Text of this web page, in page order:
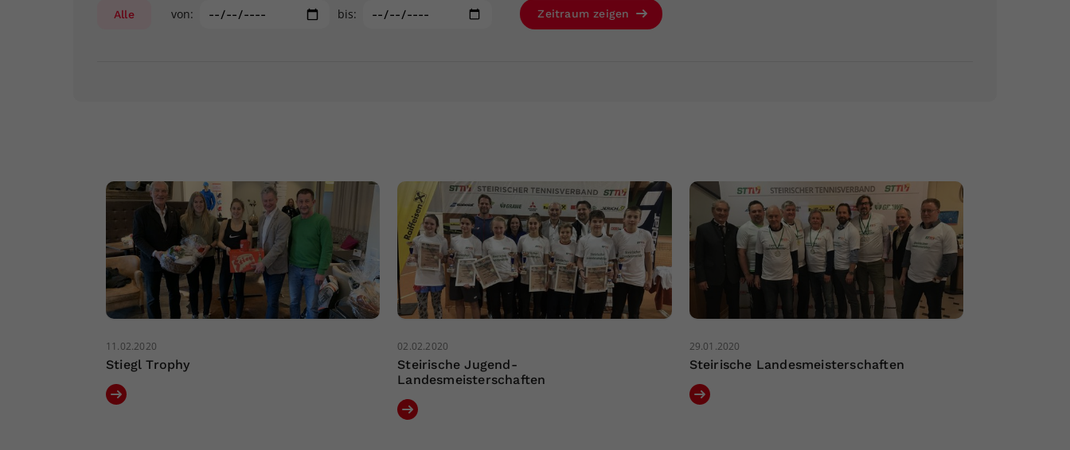
Alle von: bis: Zeitraum zeigen
11.02.2020
Stiegl Trophy
02.02.2020
Steirische Jugend-
Landesmeisterschaften
29.01.2020
Steirische Landesmeisterschaften
Ihrer vorgenommen Einstellungen, falls der